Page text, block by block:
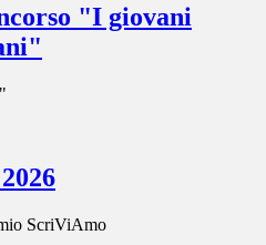
"I giovani
ScriViAmo